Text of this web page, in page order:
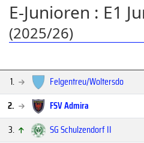
E-Junioren : E1
(2025/26)
1.
Felgentreu/Woltersdo
2.
FSV Admira
3.
SG Schulzendorf II